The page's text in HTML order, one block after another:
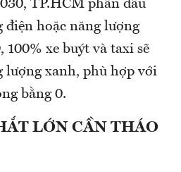
TP.HCM phấn đấu
điện hoặc năng lượng
100% xe buýt và taxi sẽ
lượng xanh, phù hợp với
bằng 0.
LỚN CẦN THÁO